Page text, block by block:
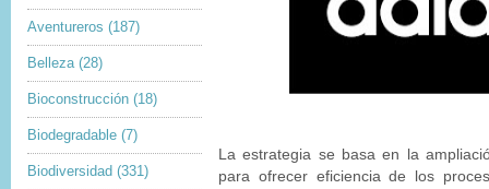
Aventureros (187)
Belleza (28)
Bioconstrucción (18)
Biodegradable (7)
Biodiversidad (331)
La estrategia se basa en la
para ofrecer eficiencia de los